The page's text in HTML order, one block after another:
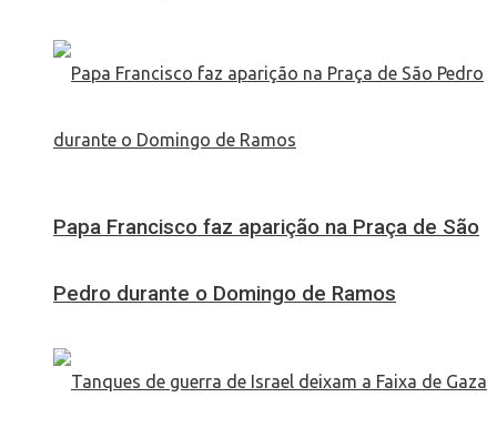
Papa Francisco faz aparição na Praça de São
Pedro durante o Domingo de Ramos